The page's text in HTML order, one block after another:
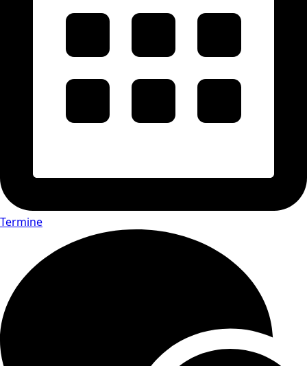
Termine